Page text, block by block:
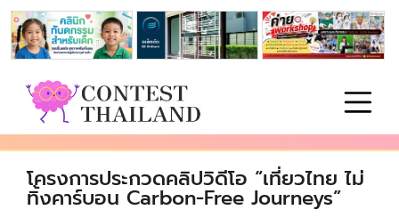
โครงการประกวดคลิปวิดีโอ “เที่ยวไทย ไม่
ทิ้งคาร์บอน Carbon-Free Journeys”